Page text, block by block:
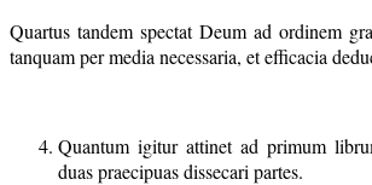
Quartus tandem spectat Deum ad ordinem
tanquam per media necessaria, et efficacia
Quantum igitur attinet ad primum
duas praecipuas dissecari partes.